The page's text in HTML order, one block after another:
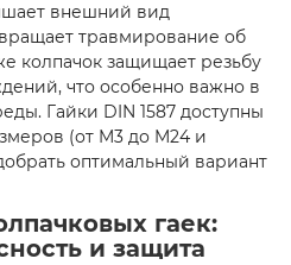
внешний вид
травмирование об
колпачок защищает резьбу
что особенно важно в
Гайки DIN 1587 доступны
(от M3 до M24 и
оптимальный вариант
гаек:
и защита